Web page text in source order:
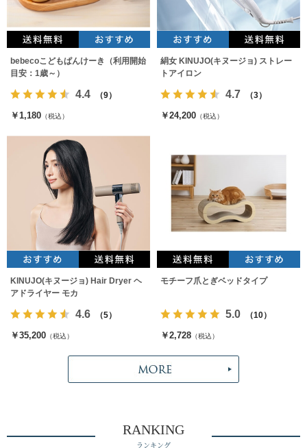
bebecoこどもぱんけーき（利用開始
目安：1歳～）
4.4 （9）
￥1,180 （税込）
絹女 KINUJO(キヌージョ) ストレー
トアイロン
4.7 （3）
￥24,200 （税込）
KINUJO(キヌージョ) Hair Dryer ヘ
アドライヤー モカ
4.6 （5）
￥35,200 （税込）
モチーフ爪とぎベッドタイプ
5.0 （10）
￥2,728 （税込）
RANKING
ランキング